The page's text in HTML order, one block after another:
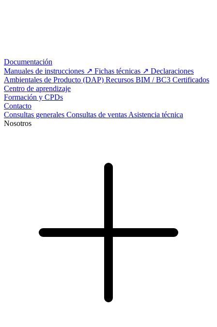
Documentación
Manuales de instrucciones
Fichas técnicas
Declaraciones
Ambientales de Producto (DAP) Recursos BIM / BC3 Certificados
Centro de aprendizaje
Formación y CPDs
Contacto
Consultas generales Consultas de ventas Asistencia técnica
Nosotros